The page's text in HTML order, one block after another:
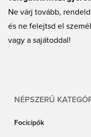
Ne várj tovább,
és ne felejtsd el
vagy a sajátoddal!
NÉPSZERŰ
Focicipők